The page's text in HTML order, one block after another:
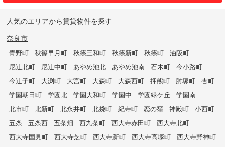
人気のエリアから賃貸物件を探す
奈良市
青野町 秋篠早月町 秋篠三和町 秋篠新町 秋篠町
油阪町
尼辻北町
尼辻中町 あやめ池北 あやめ池南 石木町
今小路町
今辻子町
大渕町 大宮町 大森町 大森西町 押熊町 肘塚町
杏町
学園朝日町
学園北 学園大和町 学園中 学園緑ケ丘
学園南
北市町
北新町 北永井町 北袋町 紀寺町 恋の窪 神殿町
小西町
五条
五条西 五条畑 西九条町 西大寺赤田町
西大寺北町
西大寺国見町
西大寺芝町 西大寺新町 西大寺高塚町
西大寺野神町